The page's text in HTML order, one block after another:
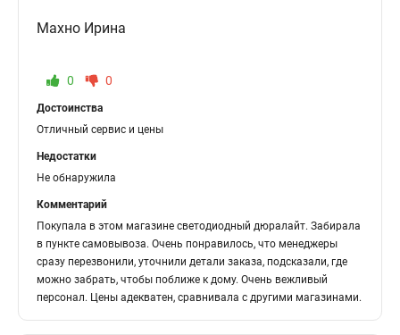
Махно Ирина
0 0
Достоинства
Отличный сервис и цены
Недостатки
Не обнаружила
Комментарий
Покупала в этом магазине светодиодный дюралайт. Забирала
в пункте самовывоза. Очень понравилось, что менеджеры
сразу перезвонили, уточнили детали заказа, подсказали, где
можно забрать, чтобы поближе к дому. Очень вежливый
персонал. Цены адекватен, сравнивала с другими магазинами.